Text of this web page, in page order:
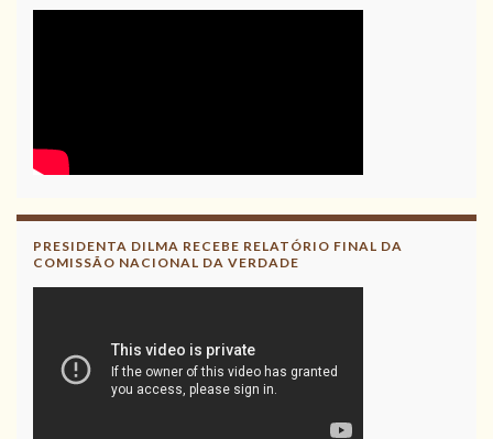
PRESIDENTA DILMA RECEBE RELATÓRIO FINAL DA
COMISSÃO NACIONAL DA VERDADE